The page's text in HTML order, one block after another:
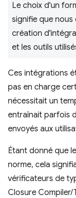
Le choix d'un
signifie que nous
création
et les outils
Ces intégrations
pas en charge
nécessitait un
entraînait parfois
envoyés aux
Étant donné que
norme, cela
vérificateurs de
Closure